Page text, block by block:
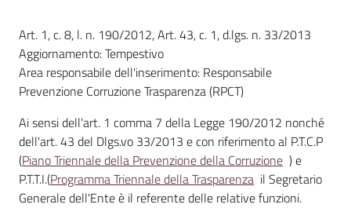
Trasparente
Menu selezionato
A
l
b
o
P
r
e
Art. 1, c. 8, l. n. 190/2012, Art. 43, c. 1, d.lgs. n. 33/2013
Aggiornamento: Tempestivo
Area responsabile dell'inserimento: Responsabile
Prevenzione Corruzione Trasparenza (RPCT)
Ai sensi dell'art. 1 comma 7 della Legge 190/2012 nonché
dell'art. 43 del Dlgs.vo 33/2013 e con riferimento al P.T.C.P
(Piano Triennale della Prevenzione della Corruzione ) e
P.T.T.I.(Programma Triennale della Trasparenza il Segretario
Generale dell'Ente è il referente delle relative funzioni.